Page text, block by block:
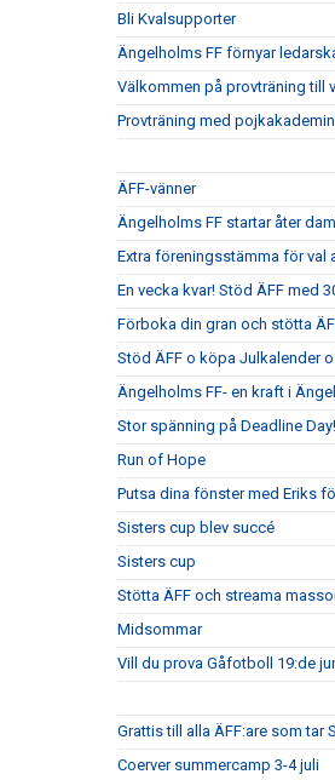
Bli Kvalsupporter
Ängelholms FF förnyar
Välkommen på provträning till
Provträning med
ÄFF-vänner
Ängelholms FF startar åter
Extra föreningsstämma för val
En vecka kvar! Stöd ÄFF med
Förboka din gran och stötta
Stöd ÄFF o köpa Julkalender
Ängelholms FF- en kraft i
Stor spänning på Deadline Day!
Run of Hope
Putsa dina fönster med Eriks
Sisters cup blev succé
Sisters cup
Stötta ÄFF och streama
Midsommar
Vill du prova Gåfotboll 19:de
Grattis till alla ÄFF:are som tar
Coerver summercamp 3-4 juli